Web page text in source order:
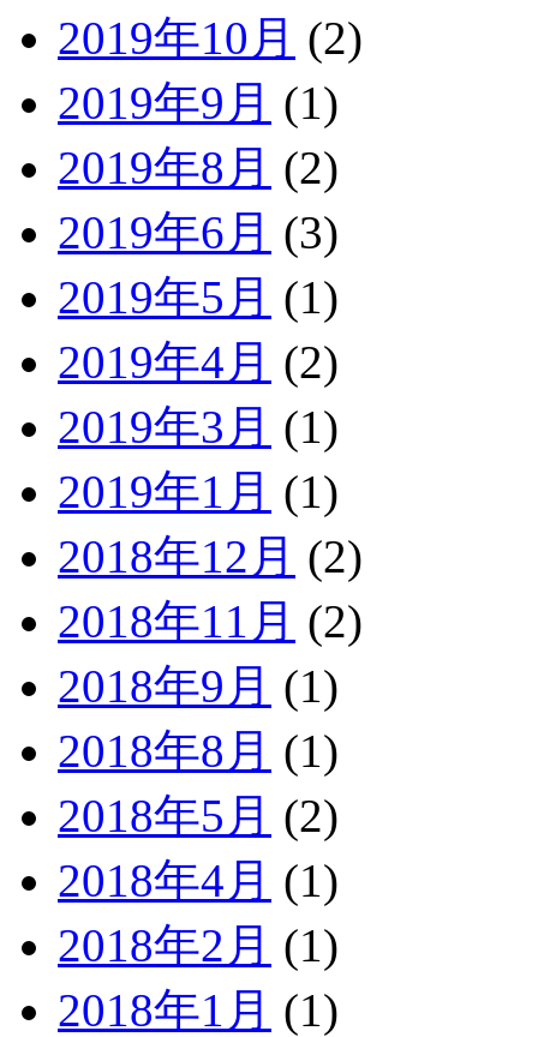
2019年10月 (2)
2019年9月 (1)
2019年8月 (2)
2019年6月 (3)
2019年5月 (1)
2019年4月 (2)
2019年3月 (1)
2019年1月 (1)
2018年12月 (2)
2018年11月 (2)
2018年9月 (1)
2018年8月 (1)
2018年5月 (2)
2018年4月 (1)
2018年2月 (1)
2018年1月 (1)